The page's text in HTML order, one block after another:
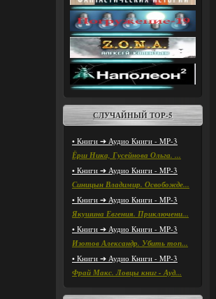
СЛУЧАЙНЫЙ ТОР-5
• Книги ➔ Аудио Книги - MP-3
Ёрш Ника, Гусейнова Ольга. ...
• Книги ➔ Аудио Книги - MP-3
Синицын Владимир. Освобожде...
• Книги ➔ Аудио Книги - MP-3
Якушина Евгения. Приключени...
• Книги ➔ Аудио Книги - MP-3
Изотов Александр. Убить топ...
• Книги ➔ Аудио Книги - MP-3
Фрай Макс. Ловцы книг - Ауд...